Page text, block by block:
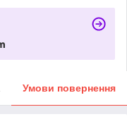
Умови повернення